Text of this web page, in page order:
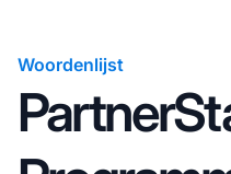
Woordenlijst